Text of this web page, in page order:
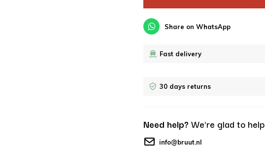
Share on WhatsApp
Fast delivery
30 days returns
Need help? We're glad to help
info@bruut.nl